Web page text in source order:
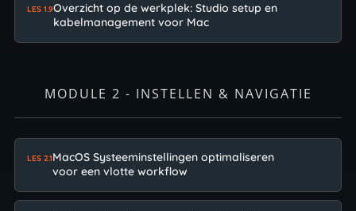
LES 1.9Overzicht op de werkplek: Studio setup en
kabelmanagement voor Mac
MODULE 2 - INSTELLEN & NAVIGATIE
LES 2.1MacOS Systeeminstellingen optimaliseren
voor een vlotte workflow